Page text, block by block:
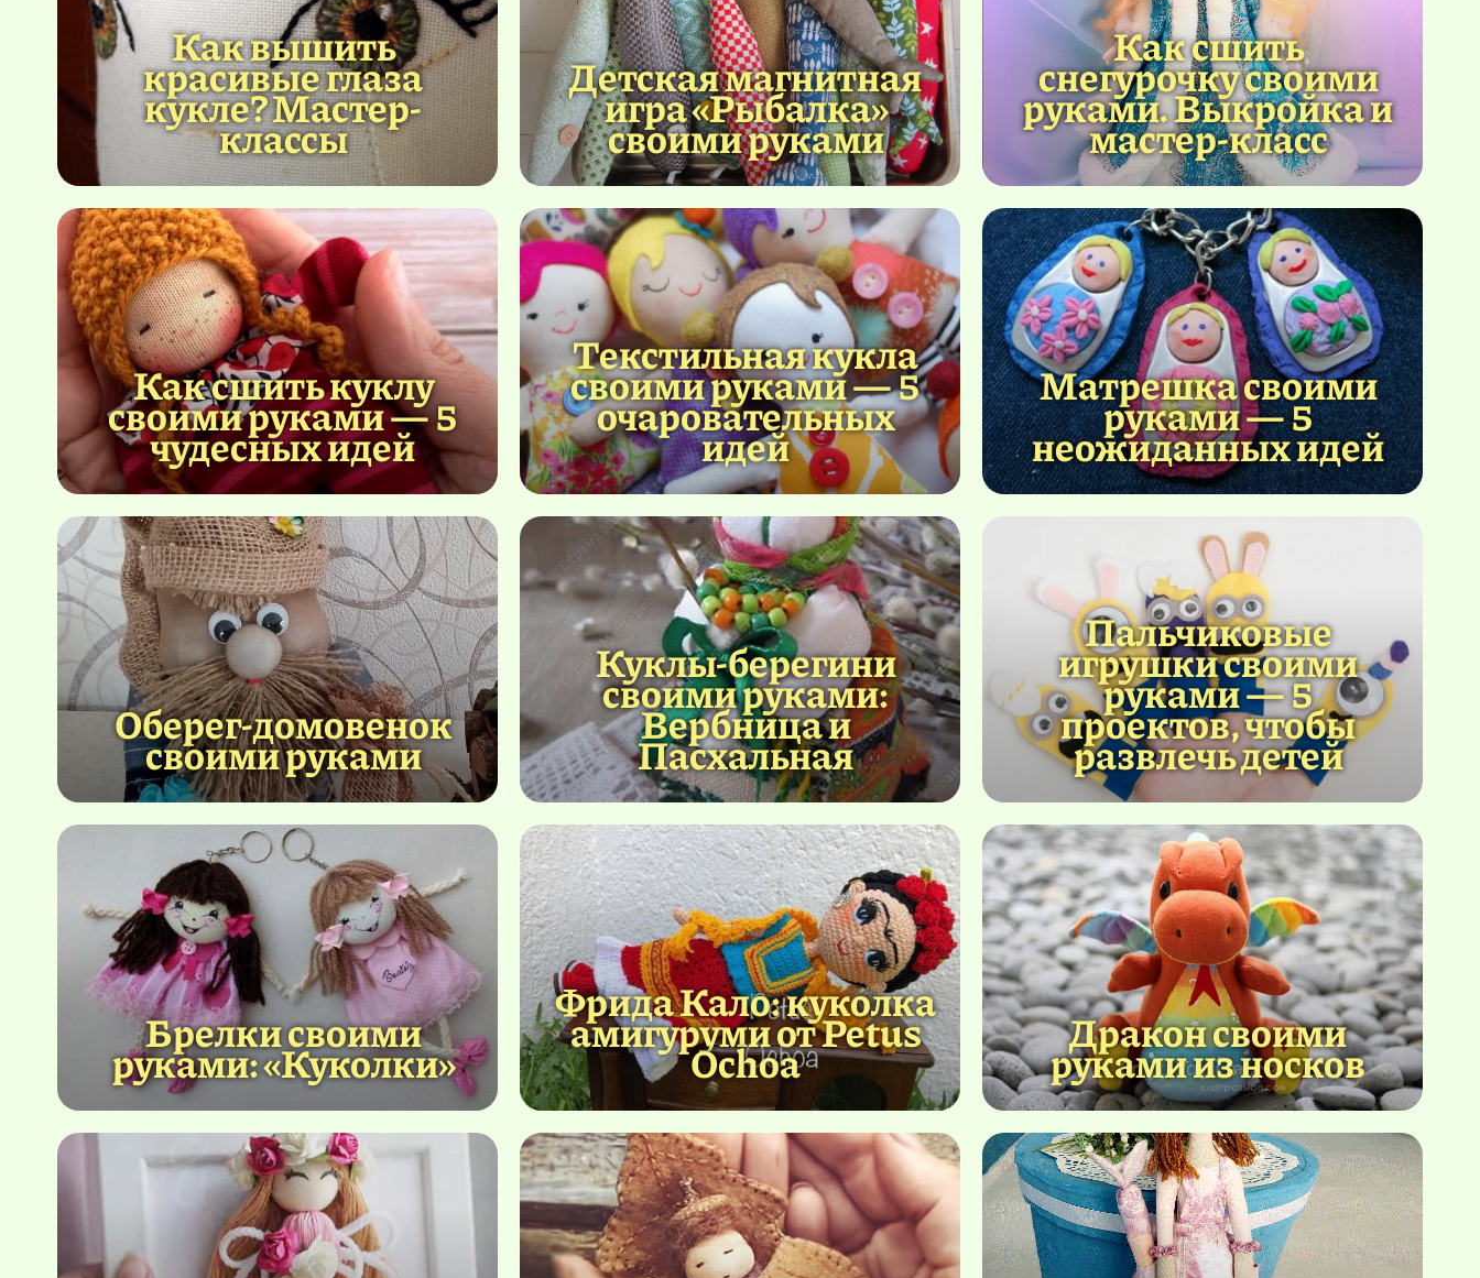
Как вышить
красивые глаза
кукле? Мастер-
классы
Детская магнитная
игра «Рыбалка»
своими руками
Как сшить
снегурочку своими
руками. Выкройка и
мастер-класс
Как сшить куклу
своими руками — 5
чудесных идей
Текстильная кукла
своими руками — 5
очаровательных
идей
Матрешка своими
руками — 5
неожиданных идей
Оберег-домовенок
своими руками
Куклы-берегини
своими руками:
Вербница и
Пасхальная
Пальчиковые
игрушки своими
руками — 5
проектов, чтобы
развлечь детей
Брелки своими
руками: «Куколки»
Фрида Кало: куколка
амигуруми от Petus
Ochoa
Дракон своими
руками из носков